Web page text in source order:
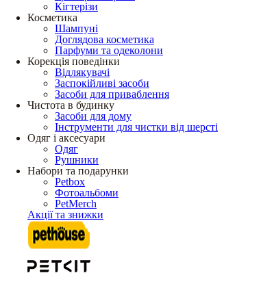
Кігтерізи
Косметика
Шампуні
Доглядова косметика
Парфуми та одеколони
Корекція поведінки
Відлякувачі
Заспокійливі засоби
Засоби для приваблення
Чистота в будинку
Засоби для дому
Інструменти для чистки від шерсті
Одяг і аксесуари
Одяг
Рушники
Набори та подарунки
Petbox
Фотоальбоми
PetMerch
Акції та знижки